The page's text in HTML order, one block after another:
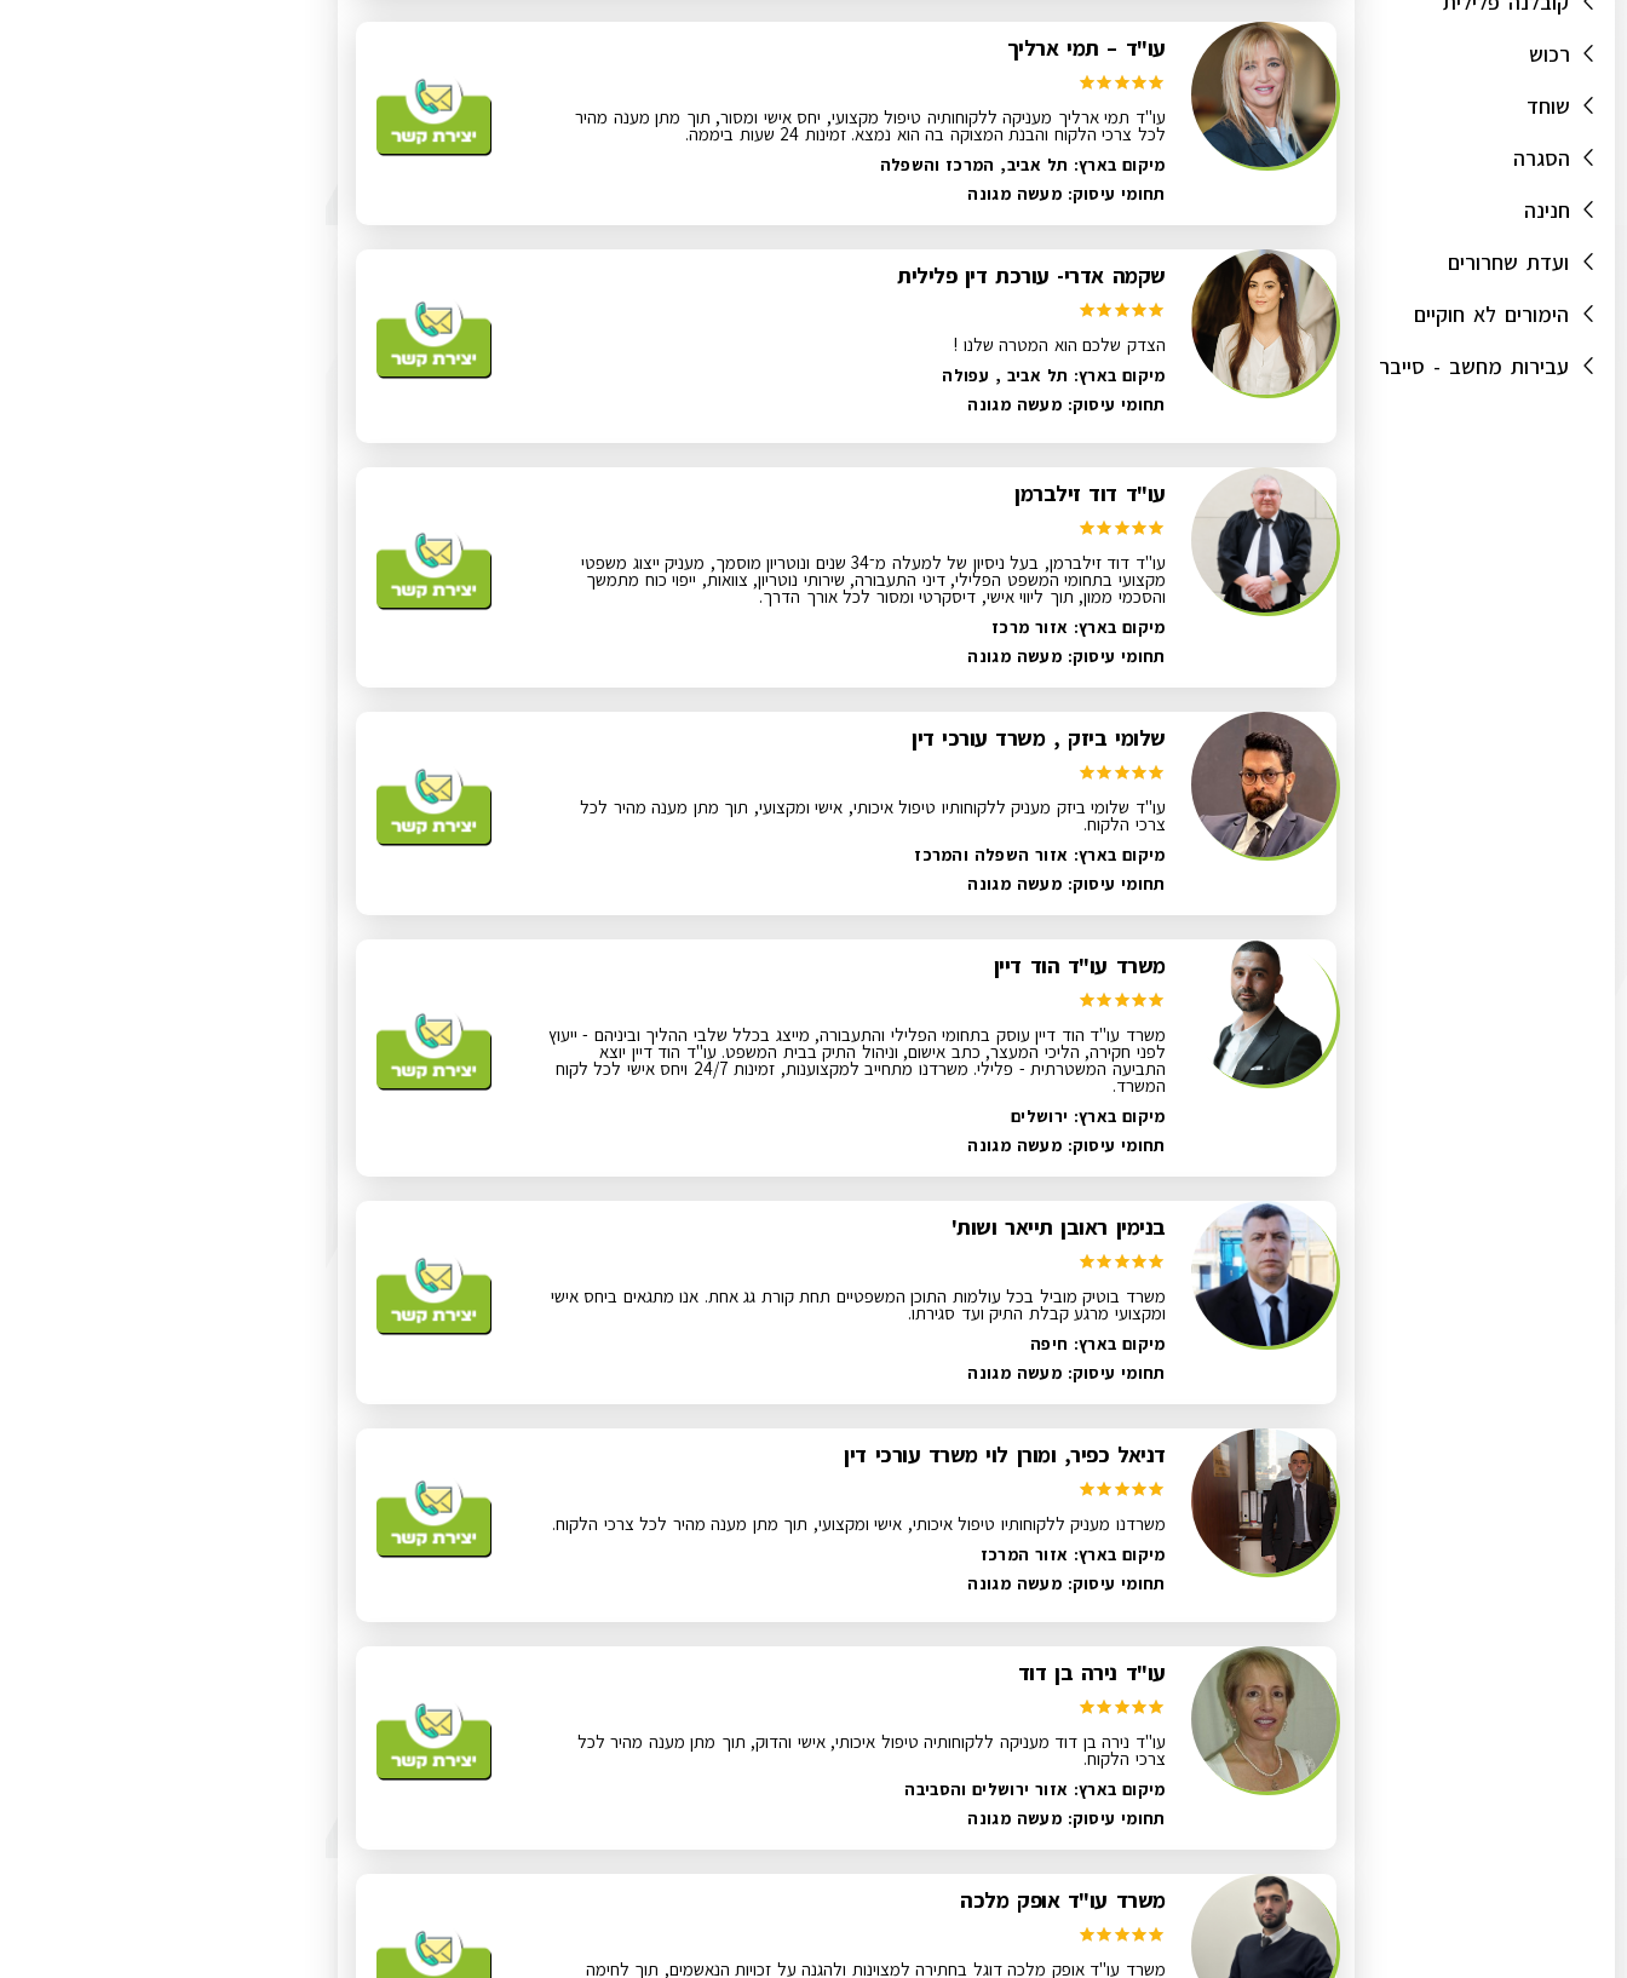
רכוש
שוחד
הסגרה
חנינה
ועדת שחרורים
הימורים לא חוקיים
עבירות מחשב - סייבר
עו"ד – תמי ארליך
עו"ד תמי ארליך מעניקה ללקוחותיה טיפול מקצועי, יחס אישי ומסור, תוך מתן מענה מהיר
לכל צרכי הלקוח והבנת המצוקה בה הוא נמצא. זמינות 24 שעות ביממה.
מיקום בארץ: תל אביב, המרכז והשפלה
תחומי עיסוק:מעשה מגונה
שקמה אדרי- עורכת דין פלילית
הצדק שלכם הוא המטרה שלנו !
מיקום בארץ: תל אביב , עפולה
תחומי עיסוק:מעשה מגונה
עו"ד דוד זילברמן
עו"ד דוד זילברמן, בעל ניסיון של למעלה מ־34 שנים ונוטריון מוסמך, מעניק ייצוג משפטי
מקצועי בתחומי המשפט הפלילי, דיני התעבורה, שירותי נוטריון, צוואות, ייפוי כוח מתמשך
והסכמי ממון, תוך ליווי אישי, דיסקרטי ומסור לכל אורך הדרך.
מיקום בארץ: אזור מרכז
תחומי עיסוק:מעשה מגונה
שלומי ביזק , משרד עורכי דין
עו"ד שלומי ביזק מעניק ללקוחותיו טיפול איכותי, אישי ומקצועי, תוך מתן מענה מהיר לכל
צרכי הלקוח.
מיקום בארץ: אזור השפלה והמרכז
תחומי עיסוק:מעשה מגונה
משרד עו"ד הוד דיין
משרד עו"ד הוד דיין עוסק בתחומי הפלילי והתעבורה, מייצג בכלל שלבי ההליך וביניהם - ייעוץ
לפני חקירה, הליכי המעצר, כתב אישום, וניהול התיק בבית המשפט. עו"ד הוד דיין יוצא
התביעה המשטרתית - פלילי. משרדנו מתחייב למקצוענות, זמינות 24/7 ויחס אישי לכל לקוח
המשרד.
מיקום בארץ: ירושלים
תחומי עיסוק:מעשה מגונה
בנימין ראובן תייאר ושות'
משרד בוטיק מוביל בכל עולמות התוכן המשפטיים תחת קורת גג אחת. אנו מתגאים ביחס אישי
ומקצועי מרגע קבלת התיק ועד סגירתו.
מיקום בארץ: חיפה
תחומי עיסוק:מעשה מגונה
דניאל כפיר, ומורן לוי משרד עורכי דין
משרדנו מעניק ללקוחותיו טיפול איכותי, אישי ומקצועי, תוך מתן מענה מהיר לכל צרכי הלקוח.
מיקום בארץ: אזור המרכז
תחומי עיסוק:מעשה מגונה
עו"ד נירה בן דוד
עו"ד נירה בן דוד מעניקה ללקוחותיה טיפול איכותי, אישי והדוק, תוך מתן מענה מהיר לכל
צרכי הלקוח.
מיקום בארץ: אזור ירושלים והסביבה
תחומי עיסוק:מעשה מגונה
משרד עו"ד אופק מלכה
משרד עו"ד אופק מלכה דוגל בחתירה למצוינות ולהגנה על זכויות הנאשמים, תוך לחימה